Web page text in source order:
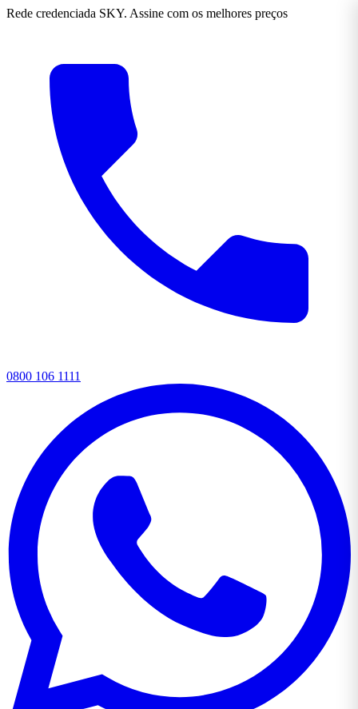
Rede credenciada SKY. Assine com os melhores preços
0800 106 1111